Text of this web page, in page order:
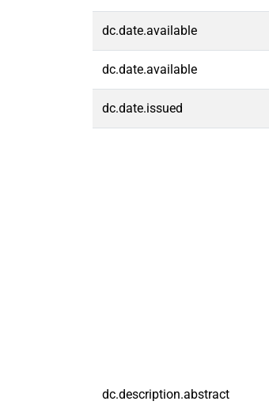
dc.date.available
dc.date.available
dc.date.issued
dc.description.abstract